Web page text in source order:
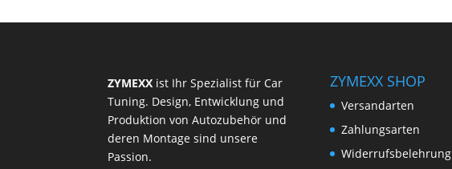
ZYMEXX ist Ihr Spezialist für Car
Tuning. Design, Entwicklung und
Produktion von Autozubehör und
deren Montage sind unsere
Passion.
ZYMEXX SHOP
Versandarten
Zahlungsarten
Widerrufsbelehrung